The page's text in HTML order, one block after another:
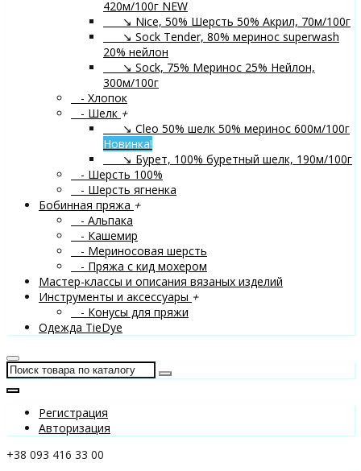
420м/100г NEW
↘ Nice, 50% Шерсть 50% Акрил, 70м/100г
↘ Sock Tender, 80% меринос superwash
20% нейлон
↘ Sock, 75% Меринос 25% Нейлон,
300м/100г
- Хлопок
- Шелк +
↘ Cleo 50% шелк 50% меринос 600м/100г
Новинка!
↘ Бурет, 100% буретный шелк, 190м/100г
- Шерсть 100%
- Шерсть ягненка
Бобинная пряжа +
- Альпака
- Кашемир
- Мериносовая шерсть
- Пряжа с кид мохером
Мастер-классы и описания вязаных изделий
Инструменты и аксессуары +
- Конусы для пряжи
Одежда TieDye
Регистрация
Авторизация
+38 093 416 33 00